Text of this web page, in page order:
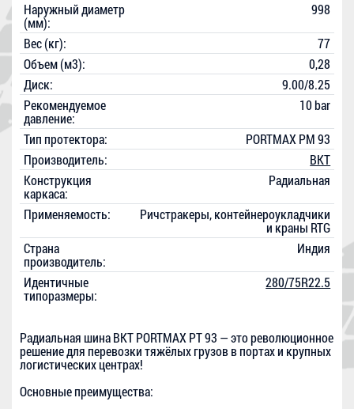
Наружный диаметр
(мм):
998
Вес (кг):
77
Объем (м3):
0,28
Диск:
9.00/8.25
Рекомендуемое
давление:
10 bar
Тип протектора:
PORTMAX PM 93
Производитель:
BKT
Конструкция
каркаса:
Радиальная
Применяемость:
Ричстракеры, контейнероукладчики
и краны RTG
Страна
производитель:
Индия
Идентичные
типоразмеры:
280/75R22.5
Радиальная шина BKT PORTMAX PT 93 — это революционное
решение для перевозки тяжёлых грузов в портах и крупных
логистических центрах!
Основные преимущества: